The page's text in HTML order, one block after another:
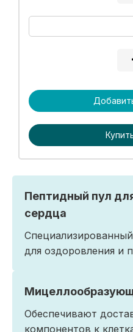
Пептидный пул
сердца
для оздоровления и
Обеспечивают
компонентов к